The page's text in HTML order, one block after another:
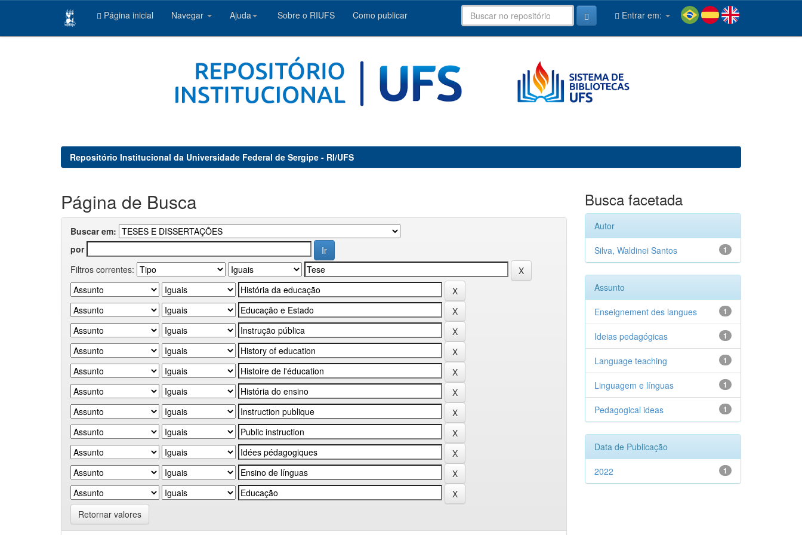
Página inicial Navegar Ajuda Sobre o RIUFS Como publicar Entrar em:
Repositório Institucional da Universidade Federal de Sergipe - RI/UFS
Página de Busca
Buscar em:
por
Filtros correntes:
Retornar valores
Busca facetada
Autor
1
Silva, Waldinei Santos
Assunto
1
Enseignement des langues
1
Ideias pedagógicas
1
Language teaching
1
Linguagem e línguas
1
Pedagogical ideas
Data de Publicação
1
2022